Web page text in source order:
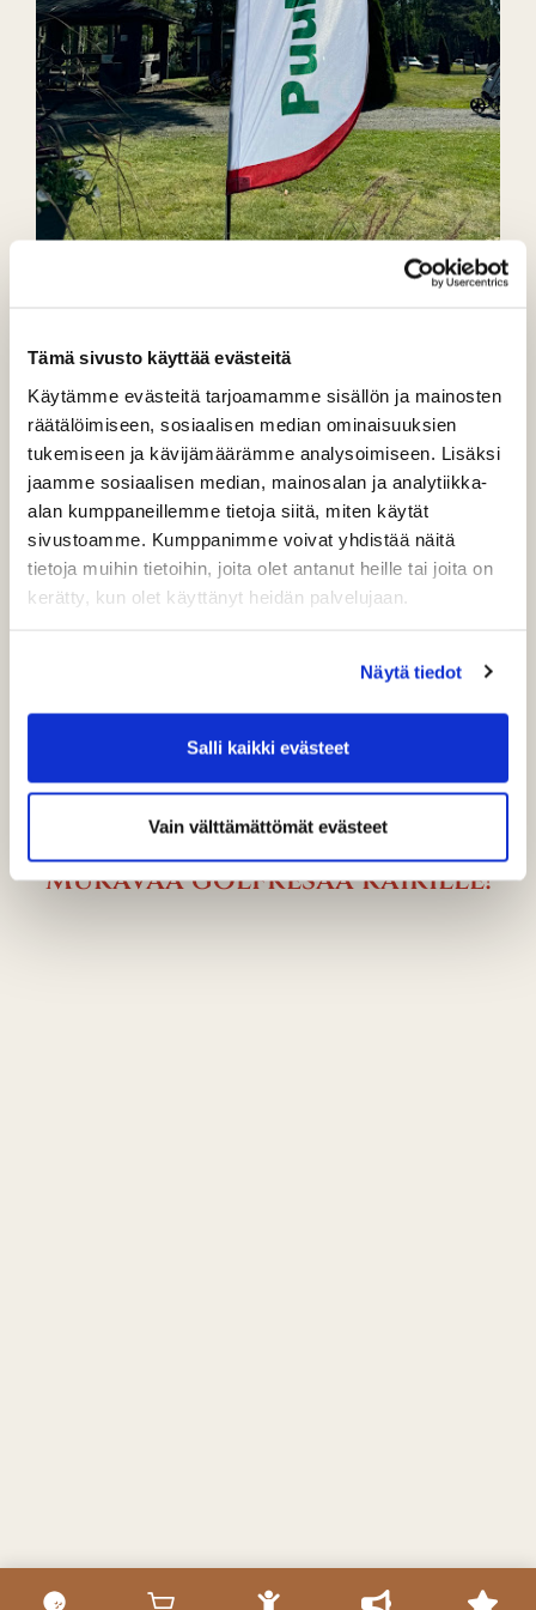
Tämä sivusto käyttää evästeitä
Käytämme evästeitä tarjoamamme sisällön ja mainosten
räätälöimiseen, sosiaalisen median ominaisuuksien
tukemiseen ja kävijämäärämme analysoimiseen. Lisäksi
jaamme sosiaalisen median, mainosalan ja analytiikka-
alan kumppaneillemme tietoja siitä, miten käytät
sivustoamme. Kumppanimme voivat yhdistää näitä
tietoja muihin tietoihin, joita olet antanut heille tai joita on
kerätty, kun olet käyttänyt heidän palvelujaan.
Näytä tiedot
Salli kaikki evästeet
Vain välttämättömät evästeet
PuulaGolfissa tapahtuu
Tällä viikolla:
Huomenna torstaina 12.6 kisataan SSS-Tourin 3.
osakilpailu, johon on tulossa 57 paria. Yhteislähdöt klo 9
ja klo 14.
Perjantaina 13.6 on klo 9-12 ensin Itä-Suomen
golfseurojen aluekokous ja klo 13.30 alkaen kokouksen
osallistujille yhteislähdöllä 9R-kisa.
tai kotisivujen tapahtumakalenterin kautta.
Tervetuloa pelaamaan!
Mukavaa golfkesää kaikille!